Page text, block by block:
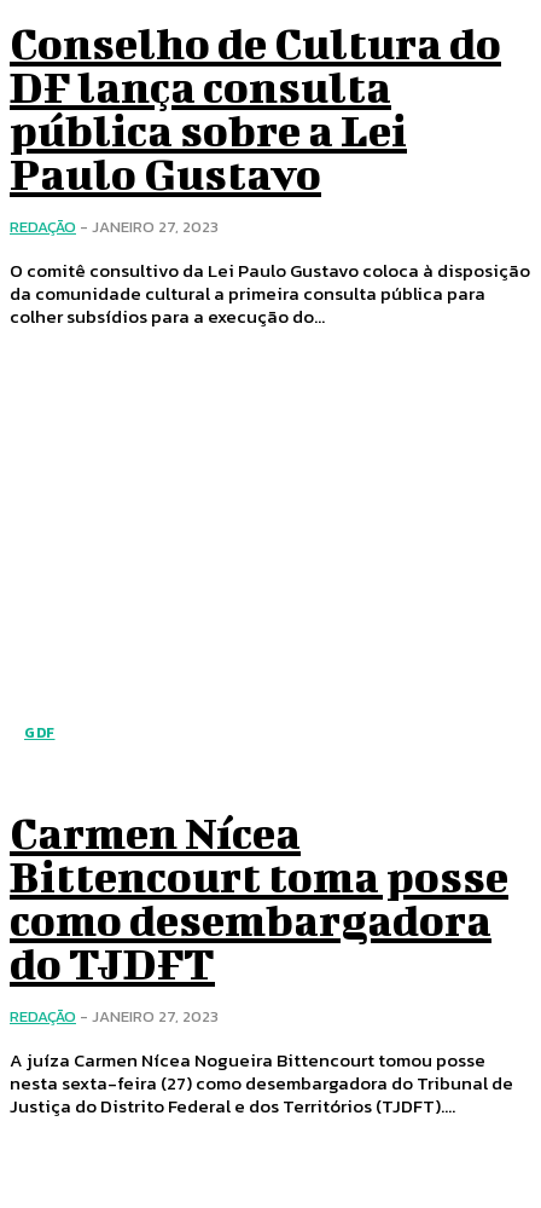
Conselho de Cultura do
DF lança consulta
pública sobre a Lei
Paulo Gustavo
REDAÇÃO - JANEIRO 27, 2023
O comitê consultivo da Lei Paulo Gustavo coloca à disposição
da comunidade cultural a primeira consulta pública para
colher subsídios para a execução do...
GDF
Carmen Nícea
Bittencourt toma posse
como desembargadora
do TJDFT
REDAÇÃO - JANEIRO 27, 2023
A juíza Carmen Nícea Nogueira Bittencourt tomou posse
nesta sexta-feira (27) como desembargadora do Tribunal de
Justiça do Distrito Federal e dos Territórios (TJDFT)....